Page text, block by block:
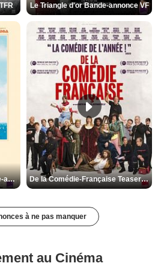
Le Triangle d'or Bande-annonce VF
Les Matins merveilleux Bande-annonce VF De la Comédie-Française Teaser VF
à ne pas manquer
au Cinéma